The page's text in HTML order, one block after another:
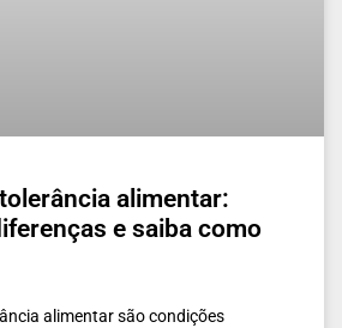
alimentar:
e saiba como
alimentar são condições